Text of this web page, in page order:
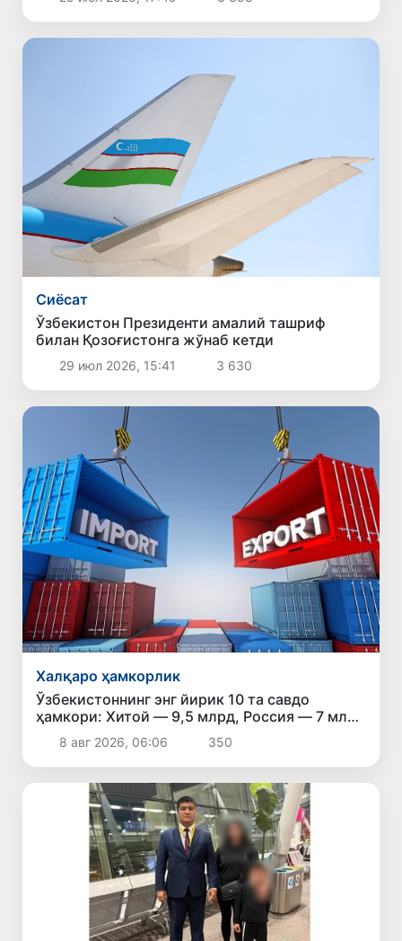
Сиёсат
Ўзбекистон Президенти амалий ташриф
билан Қозоғистонга жўнаб кетди
29 июл 2026, 15:41 3 630
Халқаро ҳамкорлик
Ўзбекистоннинг энг йирик 10 та савдо
ҳамкори: Хитой — 9,5 млрд, Россия — 7 млрд
доллар
8 авг 2026, 06:06 350